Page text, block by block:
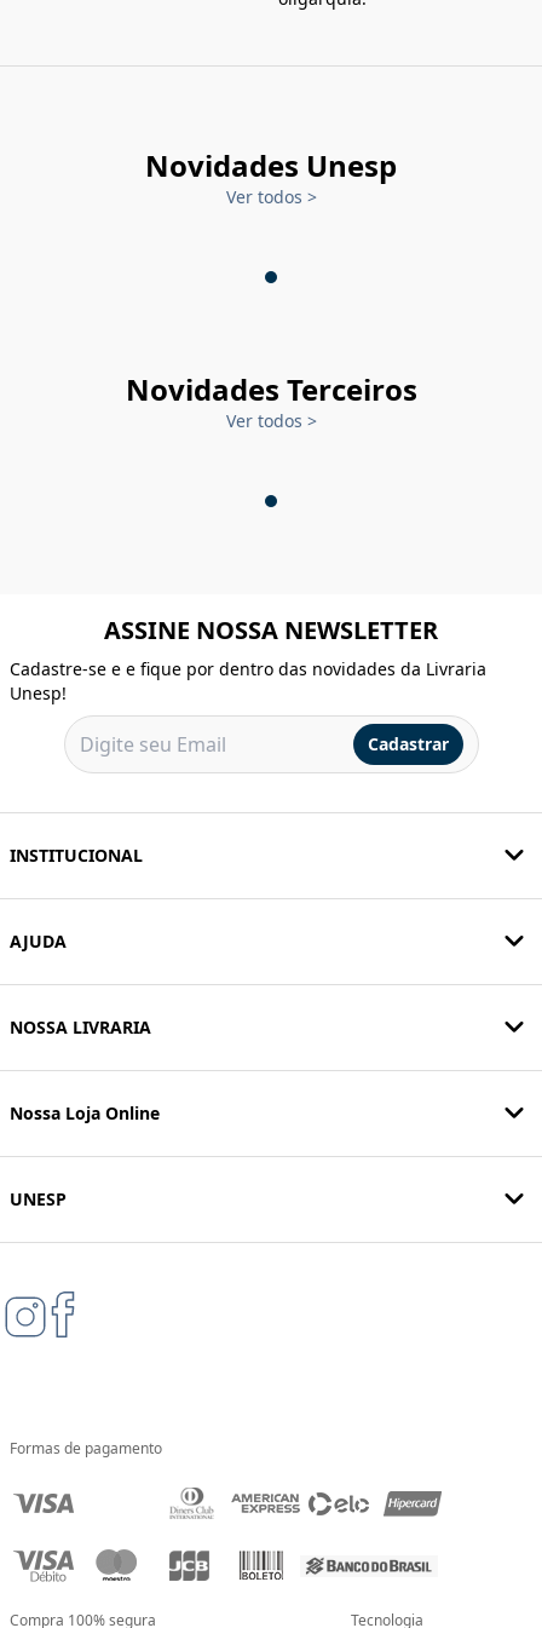
Novidades Unesp
Ver todos >
Novidades Terceiros
Ver todos >
ASSINE NOSSA NEWSLETTER
Cadastre-se e e fique por dentro das novidades da Livraria
Unesp!
Cadastrar
INSTITUCIONAL
AJUDA
NOSSA LIVRARIA
Nossa Loja Online
UNESP
Formas de pagamento
Compra 100% segura Tecnologia